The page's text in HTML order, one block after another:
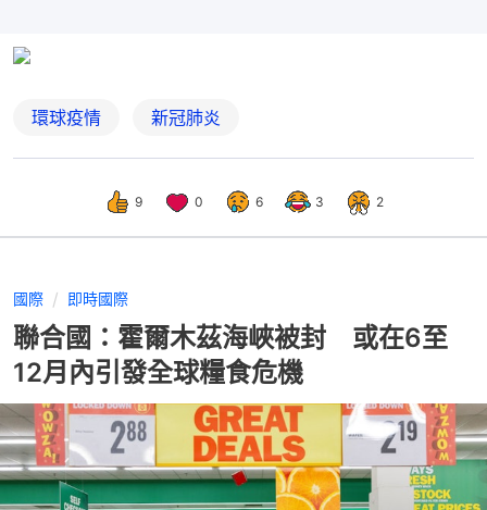
環球疫情 新冠肺炎
9 0 6 3 2
國際 即時國際
聯合國：霍爾木茲海峽被封 或在6至
12月內引發全球糧食危機